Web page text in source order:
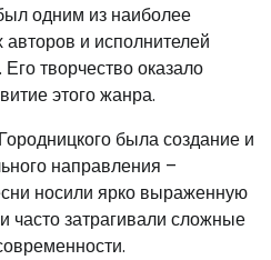
одним из наиболее
и исполнителей
творчество оказало
этого жанра.
была создание и
направления –
носили ярко выраженную
часто затрагивали сложные